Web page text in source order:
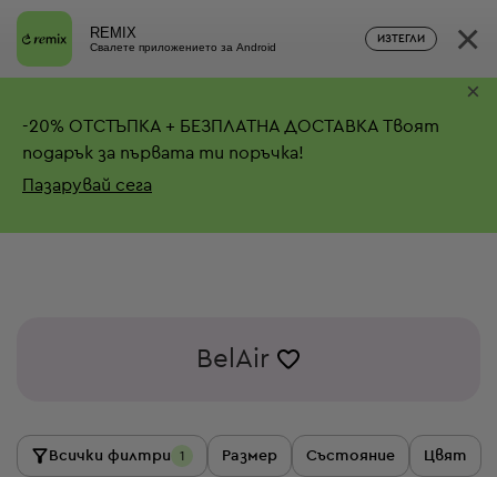
REMIX
Свалете приложението за Android
ИЗТЕГЛИ ×
-20% ОТСТЪПКА + БЕЗПЛАТНА ДОСТАВКА Твоят
подарък за първата ти поръчка!
Пазарувай сега
×
BelAir
Всички филтри 1 Размер Състояние Цвят